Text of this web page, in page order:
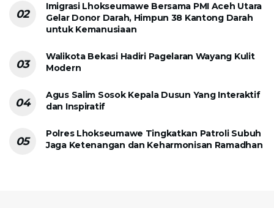
Imigrasi Lhokseumawe Bersama PMI Aceh Utara
Gelar Donor Darah, Himpun 38 Kantong Darah
untuk Kemanusiaan
Walikota Bekasi Hadiri Pagelaran Wayang Kulit
Modern
Agus Salim Sosok Kepala Dusun Yang Interaktif
dan Inspiratif
Polres Lhokseumawe Tingkatkan Patroli Subuh
Jaga Ketenangan dan Keharmonisan Ramadhan